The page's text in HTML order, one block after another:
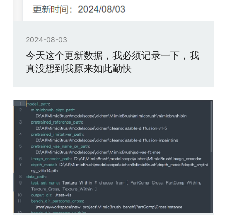
2024-08-03
今天这个更新数据，我必须记录一下，我
真没想到我原来如此勤快